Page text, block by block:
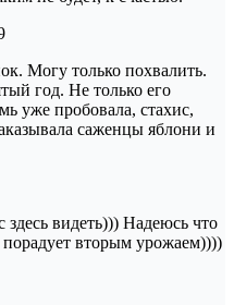
Могу только похвалить.
год. Не только его
уже пробовала, стахис,
саженцы яблони и
видеть))) Надеюсь что
вторым урожаем))))